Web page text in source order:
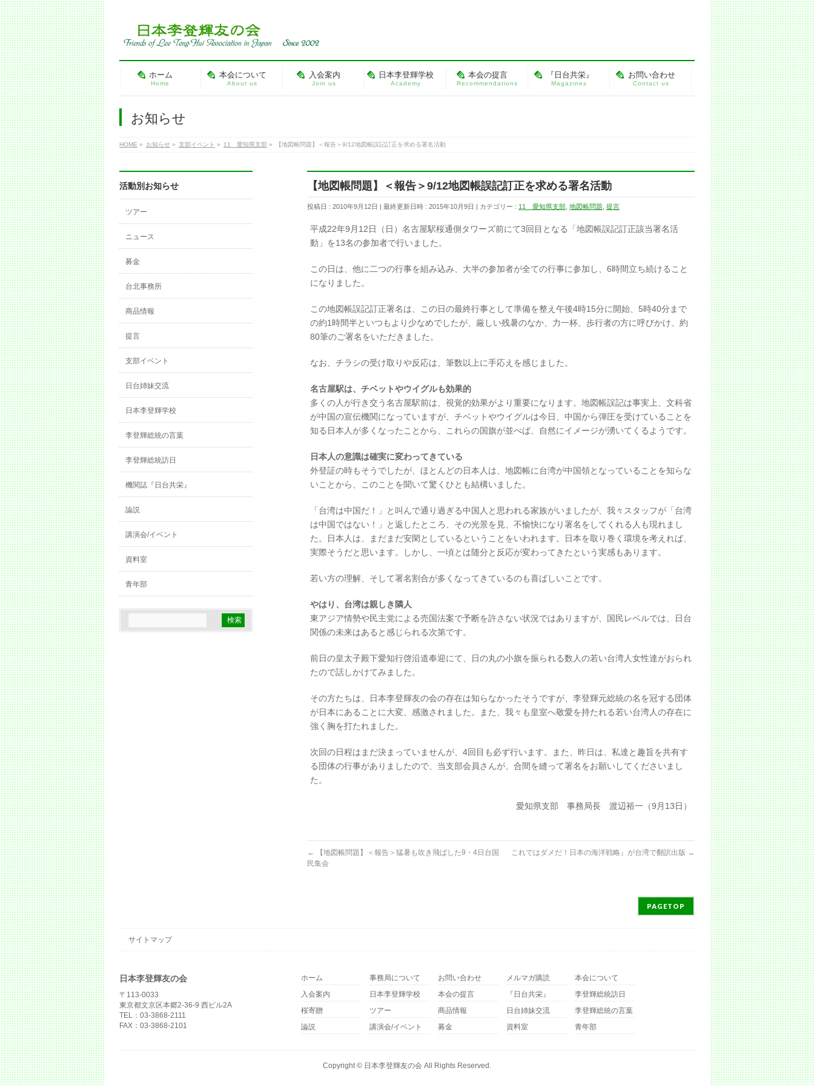
ホーム
Home
本会について
About us
入会案内
Join us
日本李登輝学校
Academy
本会の提言
Recommendations
『日台共栄』
Magazines
お問い合わせ
Contact us
お知らせ
HOME » お知らせ » 支部イベント » 11 愛知県支部 » 【地図帳問題】＜報告＞9/12地図帳誤記訂正を求める署名活動
【地図帳問題】＜報告＞9/12地図帳誤記訂正を求める署名活動
投稿日 : 2010年9月12日 最終更新日時 : 2015年10月9日 カテゴリー : 11 愛知県支部 地図帳問題 提言
平成22年9月12日（日）名古屋駅桜通側タワーズ前にて3回目となる「地図帳誤記訂正該当署名活
動」を13名の参加者で行いました。
この日は、他に二つの行事を組み込み、大半の参加者が全ての行事に参加し、6時間立ち続けること
になりました。
この地図帳誤記訂正署名は、この日の最終行事として準備を整え午後4時15分に開始、5時40分まで
の約1時間半といつもより少なめでしたが、厳しい残暑のなか、力一杯、歩行者の方に呼びかけ、約
80筆のご署名をいただきました。
なお、チラシの受け取りや反応は、筆数以上に手応えを感じました。
名古屋駅は、チベットやウイグルも効果的
多くの人が行き交う名古屋駅前は、視覚的効果がより重要になります。地図帳誤記は事実上、文科省
が中国の宣伝機関になっていますが、チベットやウイグルは今日、中国から弾圧を受けていることを
知る日本人が多くなったことから、これらの国旗が並べば、自然にイメージが湧いてくるようです。
日本人の意識は確実に変わってきている
外登証の時もそうでしたが、ほとんどの日本人は、地図帳に台湾が中国領となっていることを知らな
いことから、このことを聞いて驚くひとも結構いました。
「台湾は中国だ！」と叫んで通り過ぎる中国人と思われる家族がいましたが、我々スタッフが「台湾
は中国ではない！」と返したところ、その光景を見、不愉快になり署名をしてくれる人も現れまし
た。日本人は、まだまだ安閑としているということをいわれます。日本を取り巻く環境を考えれば、
実際そうだと思います。しかし、一頃とは随分と反応が変わってきたという実感もあります。
若い方の理解、そして署名割合が多くなってきているのも喜ばしいことです。
やはり、台湾は親しき隣人
東アジア情勢や民主党による売国法案で予断を許さない状況ではありますが、国民レベルでは、日台
関係の未来はあると感じられる次第です。
前日の皇太子殿下愛知行啓沿道奉迎にて、日の丸の小旗を振られる数人の若い台湾人女性達がおられ
たので話しかけてみました。
その方たちは、日本李登輝友の会の存在は知らなかったそうですが、李登輝元総統の名を冠する団体
が日本にあることに大変、感激されました。また、我々も皇室へ敬愛を持たれる若い台湾人の存在に
強く胸を打たれました。
次回の日程はまだ決まっていませんが、4回目も必ず行います。また、昨日は、私達と趣旨を共有す
る団体の行事がありましたので、当支部会員さんが、合間を縫って署名をお願いしてくださいまし
た。
愛知県支部 事務局長 渡辺裕一（9月13日）
←
【地図帳問題】＜報告＞猛暑も吹き飛ばした9・4日台国
民集会
これではダメだ！日本の海洋戦略』が台湾で翻訳出版 →
活動別お知らせ
ツアー
ニュース
募金
台北事務所
商品情報
提言
支部イベント
日台姉妹交流
日本李登輝学校
李登輝総統の言葉
李登輝総統訪日
機関誌『日台共栄』
論説
講演会/イベント
資料室
青年部
PAGETOP
サイトマップ
日本李登輝友の会
〒113-0033
東京都文京区本郷2-36-9 西ビル2A
TEL：03-3868-2111
FAX：03-3868-2101
ホーム 事務局について お問い合わせ メルマガ購読
本会について
入会案内
日本李登輝学校 本会の提言 『日台共栄』
李登輝総統訪日
桜寄贈
ツアー 商品情報 日台姉妹交流
李登輝総統の言葉
論説
講演会/イベント 募金 資料室 青年部
Copyright © 日本李登輝友の会 All Rights Reserved.